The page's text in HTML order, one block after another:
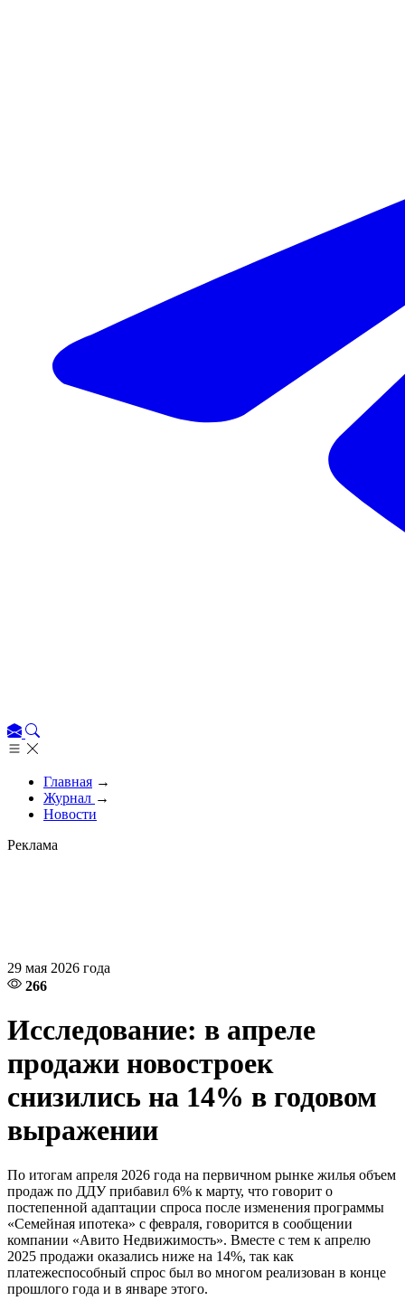
Главная →
Журнал →
Новости
Реклама
29 мая 2026 года
266
Исследование: в апреле
продажи новостроек
снизились на 14% в годовом
выражении
По итогам апреля 2026 года на первичном рынке жилья объем
продаж по ДДУ прибавил 6% к марту, что говорит о
постепенной адаптации спроса после изменения программы
«Семейная ипотека» с февраля, говорится в сообщении
компании «Авито Недвижимость». Вместе с тем к апрелю
2025 продажи оказались ниже на 14%, так как
платежеспособный спрос был во многом реализован в конце
прошлого года и в январе этого.